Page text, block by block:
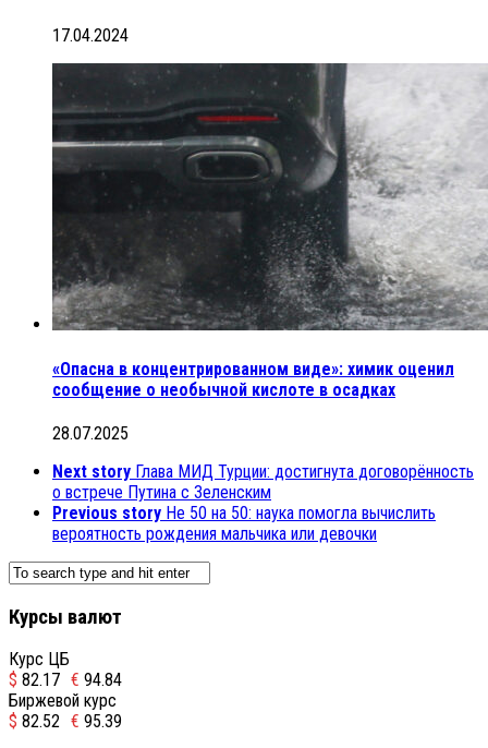
17.04.2024
«Опасна в концентрированном виде»: химик оценил
сообщение о необычной кислоте в осадках
28.07.2025
Next story Глава МИД Турции: достигнута договорённость
о встрече Путина с Зеленским
Previous story Не 50 на 50: наука помогла вычислить
вероятность рождения мальчика или девочки
Курсы валют
Курс ЦБ
$ 82.17 € 94.84
Биржевой курс
$ 82.52 € 95.39